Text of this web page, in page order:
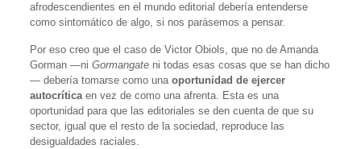
afrodescendientes en el mundo editorial debería entenderse
como sintomático de algo, si nos parásemos a pensar.
Por eso creo que el caso de Victor Obiols, que no de Amanda
Gorman —ni Gormangateni todas esas cosas que se han dicho
— debería tomarse como una oportunidad de ejercer
autocríticaen vez de como una afrenta. Esta es una
oportunidad para que las editoriales se den cuenta de que su
sector, igual que el resto de la sociedad, reproduce las
desigualdades raciales.